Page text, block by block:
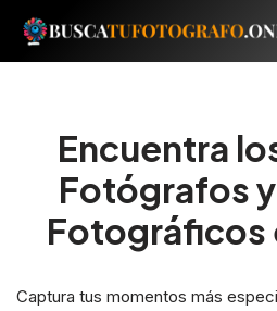
Saltar
Encuentra
Fotógrafos
Fotográficos
Captura tus momentos más